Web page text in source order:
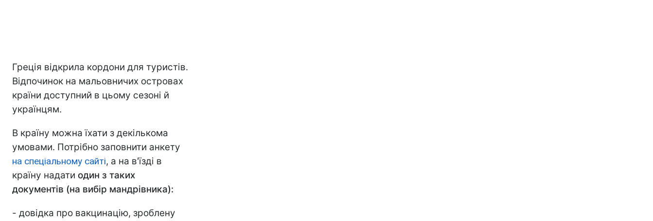
Греція відкрила кордони для туристів.
Відпочинок на мальовничих островах
країни доступний в цьому сезоні й
українцям.
В країну можна їхати з декількома
умовами. Потрібно заповнити анкету
на спеціальному сайті, а на в'їзді в
країну надати один з таких
документів (на вибір мандрівника):
- довідка про вакцинацію, зроблену